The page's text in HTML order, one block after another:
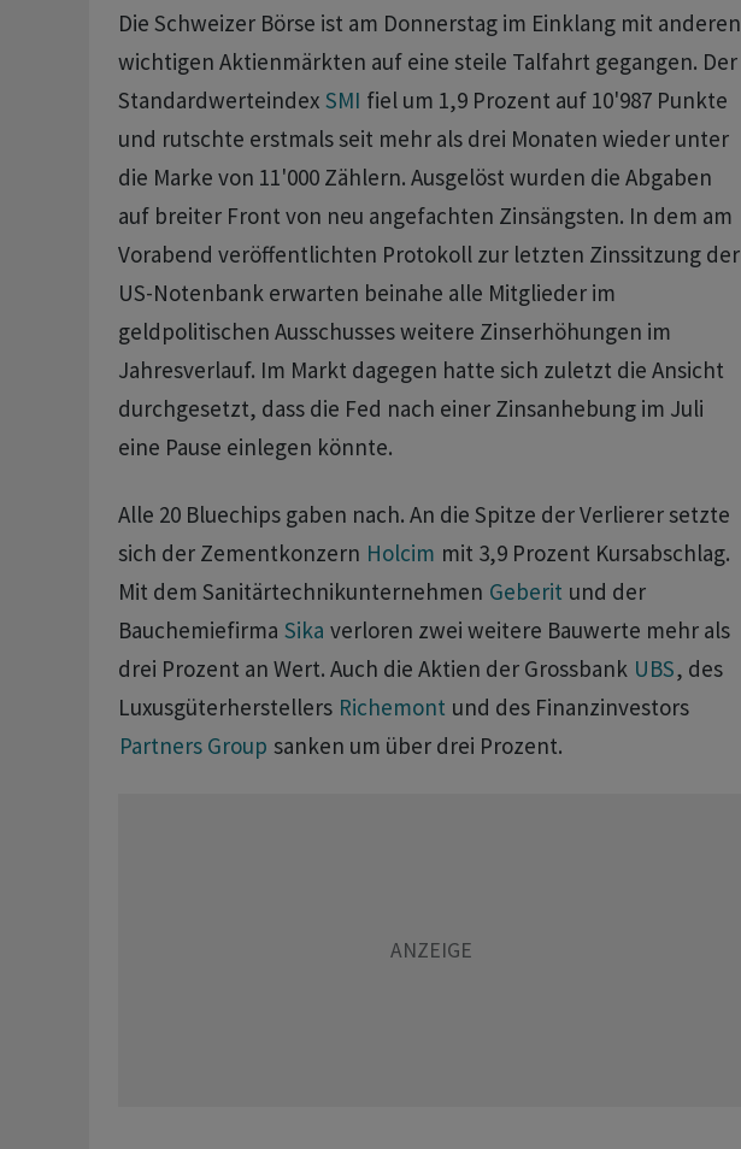
Die Schweizer Börse ist am Donnerstag im Einklang mit anderen
wichtigen Aktienmärkten auf eine steile Talfahrt gegangen. Der
Standardwerteindex SMI fiel um 1,9 Prozent auf 10'987 Punkte
und rutschte erstmals seit mehr als drei Monaten wieder unter
die Marke von 11'000 Zählern. Ausgelöst wurden die Abgaben
auf breiter Front von neu angefachten Zinsängsten. In dem am
Vorabend veröffentlichten Protokoll zur letzten Zinssitzung der
US-Notenbank erwarten beinahe alle Mitglieder im
geldpolitischen Ausschusses weitere Zinserhöhungen im
Jahresverlauf. Im Markt dagegen hatte sich zuletzt die Ansicht
durchgesetzt, dass die Fed nach einer Zinsanhebung im Juli
eine Pause einlegen könnte.
Alle 20 Bluechips gaben nach. An die Spitze der Verlierer setzte
sich der Zementkonzern Holcim mit 3,9 Prozent Kursabschlag.
Mit dem Sanitärtechnikunternehmen Geberit und der
Bauchemiefirma Sika verloren zwei weitere Bauwerte mehr als
drei Prozent an Wert. Auch die Aktien der Grossbank UBS, des
Luxusgüterherstellers Richemont und des Finanzinvestors
Partners Group sanken um über drei Prozent.